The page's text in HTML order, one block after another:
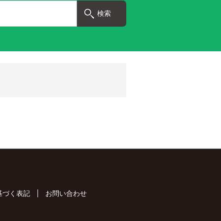
づく表記 お問い合わせ